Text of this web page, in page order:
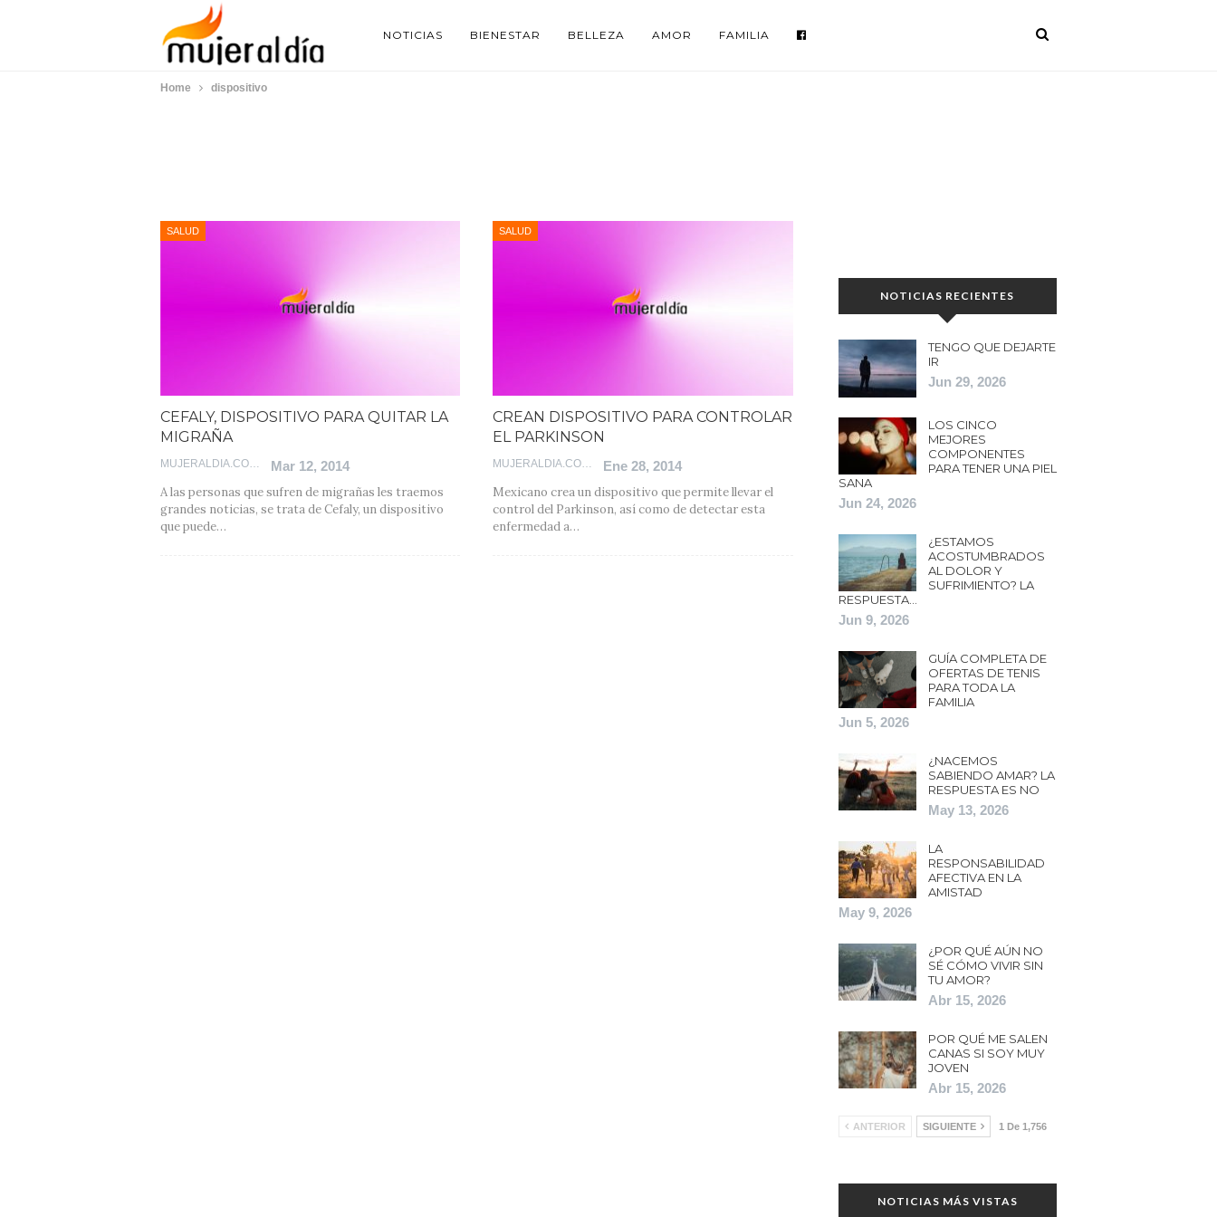
NOTICIAS BIENESTAR BELLEZA AMOR FAMILIA
Home dispositivo
SALUD
CEFALY, DISPOSITIVO PARA QUITAR LA
MIGRAÑA
Mar 12, 2014
A las personas que sufren de migrañas les traemos
grandes noticias, se trata de Cefaly, un dispositivo
que puede…
SALUD
CREAN DISPOSITIVO PARA CONTROLAR
EL PARKINSON
Ene 28, 2014
Mexicano crea un dispositivo que permite llevar el
control del Parkinson, así como de detectar esta
enfermedad a…
NOTICIAS RECIENTES
TENGO QUE DEJARTE
IR
Jun 29, 2026
LOS CINCO
MEJORES
COMPONENTES
PARA TENER UNA PIEL
SANA
Jun 24, 2026
¿ESTAMOS
ACOSTUMBRADOS
AL DOLOR Y
SUFRIMIENTO? LA
RESPUESTA…
Jun 9, 2026
GUÍA COMPLETA DE
OFERTAS DE TENIS
PARA TODA LA
FAMILIA
Jun 5, 2026
¿NACEMOS
SABIENDO AMAR? LA
RESPUESTA ES NO
May 13, 2026
LA
RESPONSABILIDAD
AFECTIVA EN LA
AMISTAD
May 9, 2026
¿POR QUÉ AÚN NO
SÉ CÓMO VIVIR SIN
TU AMOR?
Abr 15, 2026
POR QUÉ ME SALEN
CANAS SI SOY MUY
JOVEN
Abr 15, 2026
ANTERIOR SIGUIENTE 1 De 1,756
NOTICIAS MÁS VISTAS